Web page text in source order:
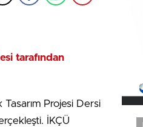
tarafından
Tasarım Projesi Dersi
İKÇÜ